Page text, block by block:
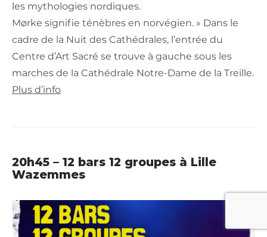
les mythologies nordiques.
Mørke signifie ténèbres en norvégien. » Dans le
cadre de la Nuit des Cathédrales, l’entrée du
Centre d’Art Sacré se trouve à gauche sous les
marches de la Cathédrale Notre-Dame de la Treille.
Plus d’info
20h45 – 12 bars 12 groupes à Lille
Wazemmes